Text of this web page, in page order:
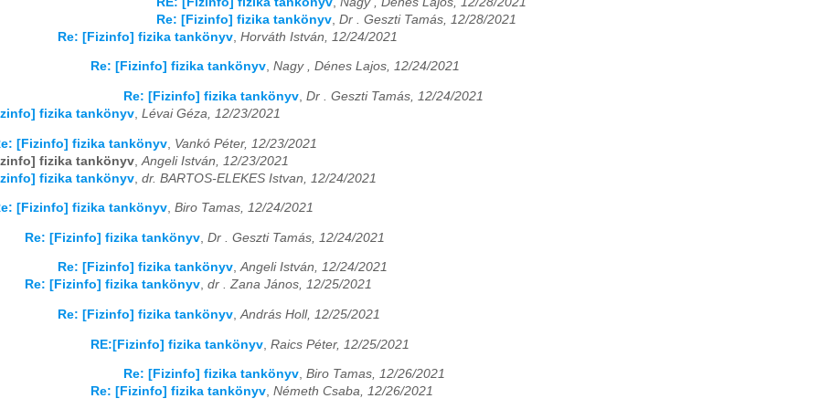
Re: [Fizinfo] fizika tankönyv Dr . Geszti Tamás, 12/28/2021
Re: [Fizinfo] fizika tankönyv Horváth István, 12/24/2021
Re: [Fizinfo] fizika tankönyv, Nagy , Dénes Lajos, 12/24/2021
Re: [Fizinfo] fizika tankönyv, Dr . Geszti Tamás, 12/24/2021
fizika tankönyv, Lévai Géza, 12/23/2021
[Fizinfo] fizika tankönyv
Vankó Péter, 12/23/2021
fizika tankönyv Angeli István, 12/23/2021
fizika tankönyv dr. BARTOS-ELEKES Istvan, 12/24/2021
[Fizinfo] fizika tankönyv, Biro Tamas, 12/24/2021
Re: [Fizinfo] fizika tankönyv Dr . Geszti Tamás, 12/24/2021
Re: [Fizinfo] fizika tankönyv,Angeli István, 12/24/2021
Re: [Fizinfo] fizika tankönyv, dr . Zana János, 12/25/2021
Re: [Fizinfo] fizika tankönyv,András Holl, 12/25/2021
RE:[Fizinfo] fizika tankönyv Raics Péter, 12/25/2021
Re: [Fizinfo] fizika tankönyv, Biro Tamas, 12/26/2021
Re: [Fizinfo] fizika tankönyv, Németh Csaba, 12/26/2021